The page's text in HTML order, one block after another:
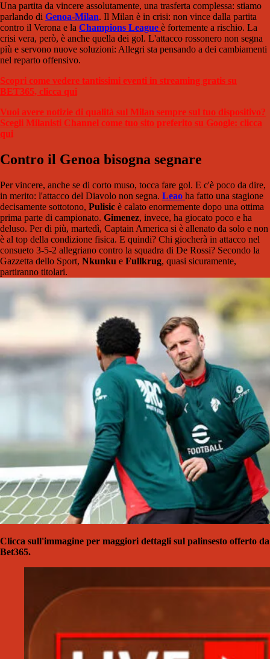
Una partita da vincere assolutamente, una trasferta complessa: stiamo
parlando di Genoa-Milan. Il Milan è in crisi: non vince dalla partita
contro il Verona e la Champions League è fortemente a rischio. La
crisi vera, però, è anche quella dei gol. L'attacco rossonero non segna
più e servono nuove soluzioni: Allegri sta pensando a dei cambiamenti
nel reparto offensivo.
Scopri come vedere tantissimi eventi in streaming gratis su
BET365, clicca qui
Vuoi avere notizie di qualità sul Milan sempre sul tuo dispositivo?
Scegli Milanisti Channel come tuo sito preferito su Google: clicca
qui
Contro il Genoa bisogna segnare
Per vincere, anche se di corto muso, tocca fare gol. E c'è poco da dire,
in merito: l'attacco del Diavolo non segna. Leao ha fatto una stagione
decisamente sottotono, Pulisic è calato enormemente dopo una ottima
prima parte di campionato. Gimenez, invece, ha giocato poco e ha
deluso. Per di più, martedì, Captain America si è allenato da solo e non
è al top della condizione fisica. E quindi? Chi giocherà in attacco nel
consueto 3-5-2 allegriano contro la squadra di De Rossi? Secondo la
Gazzetta dello Sport, Nkunku e Fullkrug, quasi sicuramente,
partiranno titolari.
Clicca sull'immagine per maggiori dettagli sul palinsesto offerto da
Bet365.